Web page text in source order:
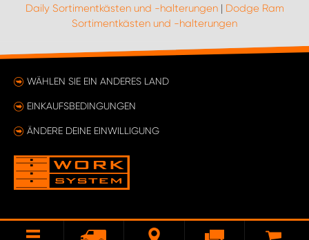
Daily Sortimentkästen und -halterungen| Dodge Ram
Sortimentkästen und -halterungen
WÄHLEN SIE EIN ANDERES LAND
EINKAUFSBEDINGUNGEN
ÄNDERE DEINE EINWILLIGUNG